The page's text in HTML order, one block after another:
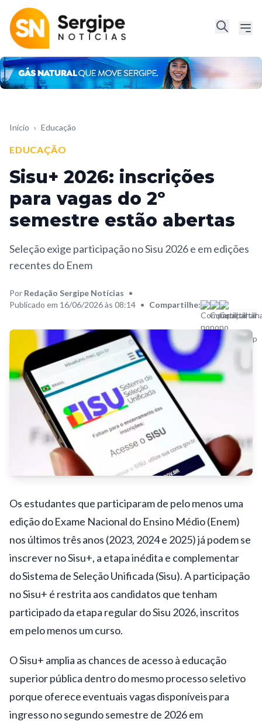
Início › Educação
EDUCAÇÃO
Sisu+ 2026: inscrições
para vagas do 2º
semestre estão abertas
Seleção exige participação no Sisu 2026 e em edições
recentes do Enem
Por Redação Sergipe Notícias •
Publicado em 16/06/2026 às 08:14 • Compartilhe:
Os estudantes que participaram de pelo menos uma
edição do Exame Nacional do Ensino Médio (Enem)
nos últimos três anos (2023, 2024 e 2025) já podem se
inscrever no Sisu+, a etapa inédita e complementar
do Sistema de Seleção Unificada (Sisu). A participação
no Sisu+ é restrita aos candidatos que tenham
participado da etapa regular do Sisu 2026, inscritos
em pelo menos um curso.
O Sisu+ amplia as chances de acesso à educação
superior pública dentro do mesmo processo seletivo
porque oferece eventuais vagas disponíveis para
ingresso no segundo semestre de 2026 em